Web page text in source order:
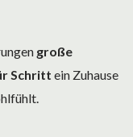
große
Schritt ein Zuhause